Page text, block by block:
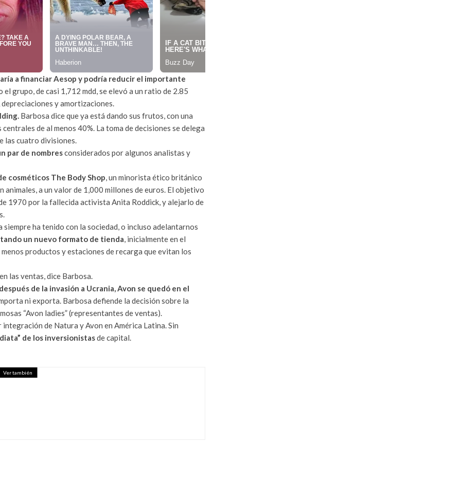
a financiar Aesop y podría reducir el importante
el grupo, de casi 1,712 mdd, se elevó a un ratio de 2.85
y amortizaciones.
Barbosa dice que ya está dando sus frutos, con una
de al menos 40%. La toma de decisiones se delega
las cuatro divisiones.
par de nombresconsiderados por algunos analistas y
cosméticos The Body Shop, un minorista ético británico
a un valor de 1,000 millones de euros. El objetivo
1970 por la fallecida activista Anita Roddick, y alejarlo de
ha tenido con la sociedad, o incluso adelantarnos
un nuevo formato de tienda, inicialmente en el
productos y estaciones de recarga que evitan los
las ventas, dice Barbosa.
de la invasión a Ucrania, Avon se quedó en el
ni exporta. Barbosa defiende la decisión sobre la
“Avon ladies” (representantes de ventas).
de Natura y Avon en América Latina. Sin
de los inversionistasde capital.
Ver también